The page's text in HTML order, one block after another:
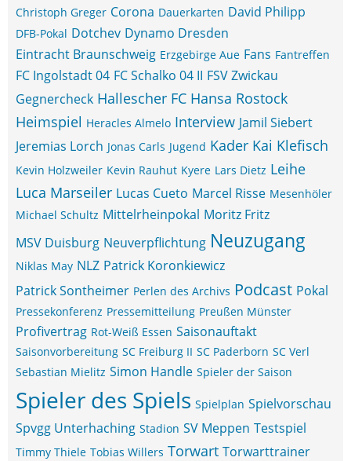
Christoph Greger Corona Dauerkarten David Philipp
DFB-Pokal Dotchev Dynamo Dresden
Eintracht Braunschweig Erzgebirge Aue Fans Fantreffen
FC Ingolstadt 04 FC Schalko 04 II FSV Zwickau
Gegnercheck Hallescher FC Hansa Rostock
Heimspiel Heracles Almelo Interview Jamil Siebert
Jeremias Lorch Jonas Carls Jugend Kader Kai Klefisch
Kevin Holzweiler Kevin Rauhut Kyere Lars Dietz Leihe
Luca Marseiler Lucas Cueto Marcel Risse Mesenhöler
Michael Schultz Mittelrheinpokal Moritz Fritz
MSV Duisburg Neuverpflichtung Neuzugang
Niklas May NLZ Patrick Koronkiewicz
Patrick Sontheimer Perlen des Archivs Podcast Pokal
Pressekonferenz Pressemitteilung Preußen Münster
Profivertrag Rot-Weiß Essen Saisonauftakt
Saisonvorbereitung SC Freiburg II SC Paderborn SC Verl
Sebastian Mielitz Simon Handle Spieler der Saison
Spieler des Spiels Spielplan Spielvorschau
Spvgg Unterhaching Stadion SV Meppen Testspiel
Timmy Thiele Tobias Willers Torwart Torwarttrainer